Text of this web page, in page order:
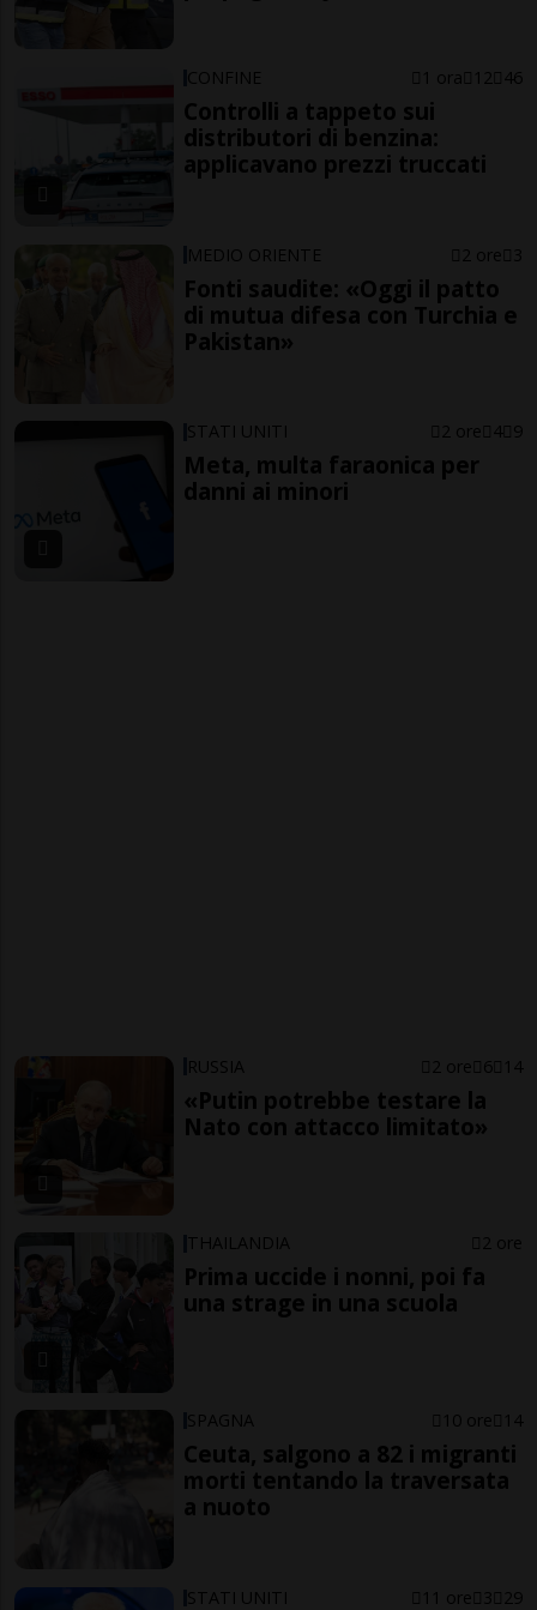
CONFINE 1 ora 12 46
Controlli a tappeto sui
distributori di benzina:
applicavano prezzi truccati
MEDIO ORIENTE 2 ore 3
Fonti saudite: «Oggi il patto
di mutua difesa con Turchia e
Pakistan»
STATI UNITI 2 ore 4 9
Meta, multa faraonica per
danni ai minori
RUSSIA 2 ore 6 14
«Putin potrebbe testare la
Nato con attacco limitato»
THAILANDIA 2 ore
Prima uccide i nonni, poi fa
una strage in una scuola
SPAGNA 10 ore 14
Ceuta, salgono a 82 i migranti
morti tentando la traversata
a nuoto
STATI UNITI 11 ore 3 29